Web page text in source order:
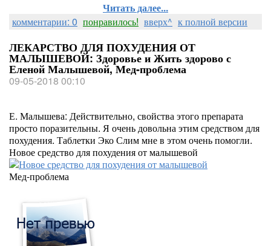
Читать далее...
комментарии: 0 понравилось! вверх^ к полной версии
ЛЕКАРСТВО ДЛЯ ПОХУДЕНИЯ ОТ
МАЛЫШЕВОЙ: Здоровье и Жить здорово с
Еленой Малышевой, Мед-проблема
09-05-2018 00:10
Е. Малышева: Действительно, свойства этого препарата
просто поразительны. Я очень довольна этим средством для
похудения. Таблетки Эко Слим мне в этом очень помогли.
Новое средство для похудения от малышевой
Мед-проблема